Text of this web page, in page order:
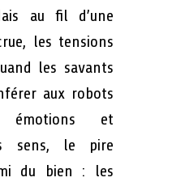
au fil d’une
les tensions
les savants
aux robots
émotions et
sens, le pire
du bien : les